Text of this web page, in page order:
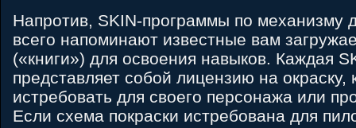
Напротив, SKIN-программы по механизму
всего напоминают известные вам
(«книги») для освоения навыков. Каждая
представляет собой лицензию на
истребовать для своего персонажа или
Если схема покраски истребована для